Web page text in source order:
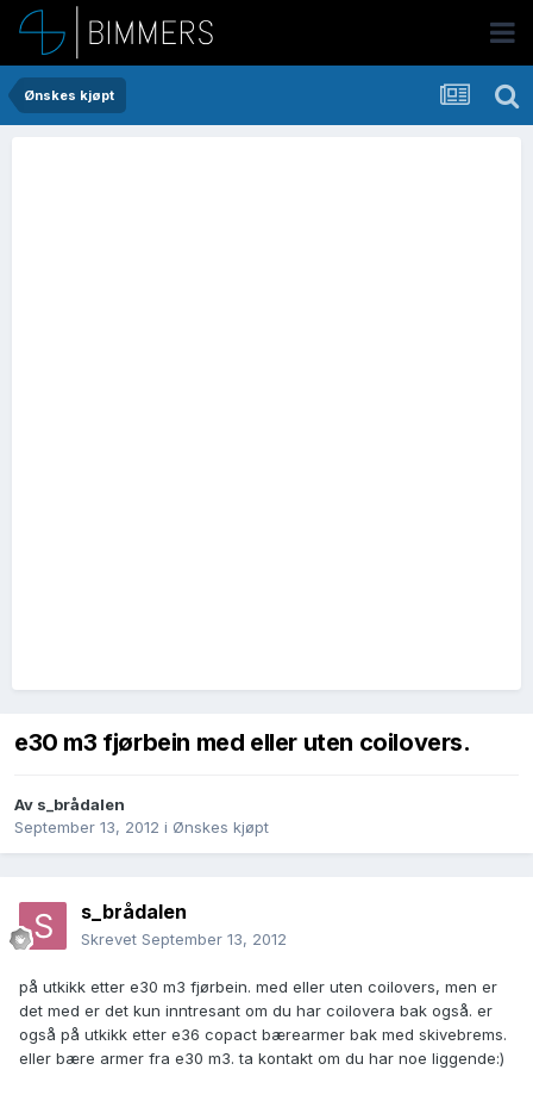
Ønskes kjøpt
e30 m3 fjørbein med eller uten coilovers.
Av s_brådalen
September 13, 2012 i Ønskes kjøpt
s_brådalen
Skrevet September 13, 2012
på utkikk etter e30 m3 fjørbein. med eller uten coilovers, men er
det med er det kun inntresant om du har coilovera bak også. er
også på utkikk etter e36 copact bærearmer bak med skivebrems.
eller bære armer fra e30 m3. ta kontakt om du har noe liggende:)